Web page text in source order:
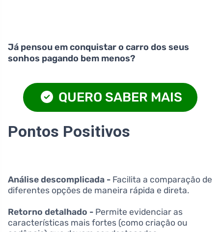
Já pensou em conquistar o carro dos seus
sonhos pagando bem menos?
QUERO SABER MAIS
Pontos Positivos
Análise descomplicada - Facilita a comparação de
diferentes opções de maneira rápida e direta.
Retorno detalhado - Permite evidenciar as
características mais fortes (como criação ou